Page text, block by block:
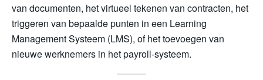
van documenten, het virtueel tekenen van contracten, het
triggeren van bepaalde punten in een Learning
Management Systeem (LMS), of het toevoegen van
nieuwe werknemers in het payroll-systeem.